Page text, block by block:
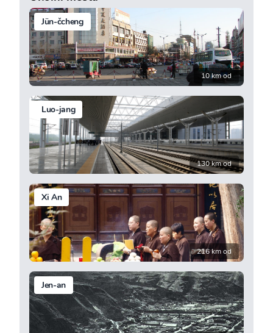
Jün-čcheng
10 km od
Luo-jang
130 km od
Xi An
216 km od
Jen-an